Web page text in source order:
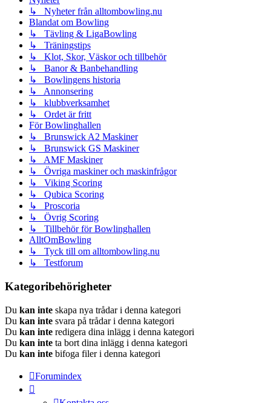
↳ Nyheter från alltombowling.nu
Blandat om Bowling
↳ Tävling & LigaBowling
↳ Träningstips
↳ Klot, Skor, Väskor och tillbehör
↳ Banor & Banbehandling
↳ Bowlingens historia
↳ Annonsering
↳ klubbverksamhet
↳ Ordet är fritt
För Bowlinghallen
↳ Brunswick A2 Maskiner
↳ Brunswick GS Maskiner
↳ AMF Maskiner
↳ Övriga maskiner och maskinfrågor
↳ Viking Scoring
↳ Qubica Scoring
↳ Proscoria
↳ Övrig Scoring
↳ Tillbehör för Bowlinghallen
AlltOmBowling
↳ Tyck till om alltombowling.nu
↳ Testforum
Kategoribehörigheter
Du kan inte skapa nya trådar i denna kategori
Du kan inte svara på trådar i denna kategori
Du kan inte redigera dina inlägg i denna kategori
Du kan inte ta bort dina inlägg i denna kategori
Du kan inte bifoga filer i denna kategori
Forumindex